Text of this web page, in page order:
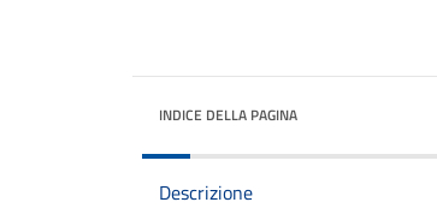
INDICE DELLA PAGINA
Descrizione